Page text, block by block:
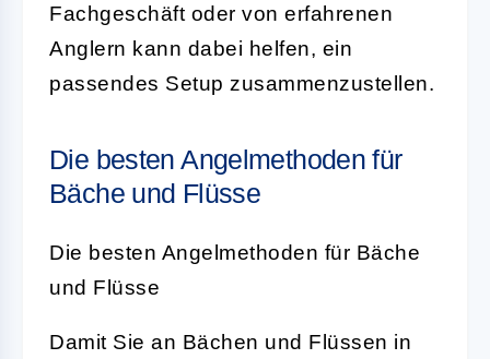
Fachgeschäft oder von erfahrenen
Anglern kann dabei helfen, ein
passendes Setup zusammenzustellen.
Die besten Angelmethoden für
Bäche und Flüsse
Die besten Angelmethoden für Bäche
und Flüsse
Damit Sie an Bächen und Flüssen in